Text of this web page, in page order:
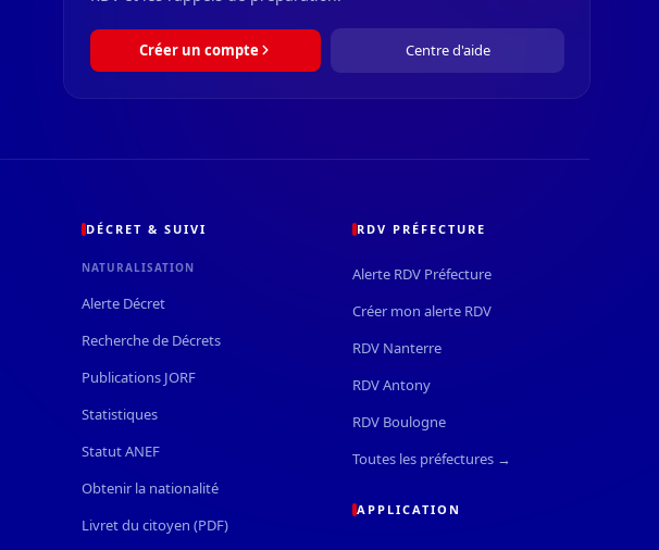
Créer un compte Centre d'aide
DÉCRET & SUIVI
NATURALISATION
Alerte Décret
Recherche de Décrets
Publications JORF
Statistiques
Statut ANEF
Obtenir la nationalité
Livret du citoyen (PDF)
RDV PRÉFECTURE
Alerte RDV Préfecture
Créer mon alerte RDV
RDV Nanterre
RDV Antony
RDV Boulogne
Toutes les préfectures →
APPLICATION